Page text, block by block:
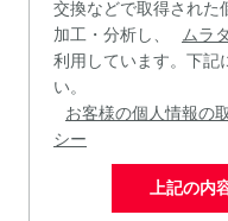
交換などで取得された
加工・分析し、
ムラ
利用しています。下記
い。
お客様の個人情報の
シー
上記の内